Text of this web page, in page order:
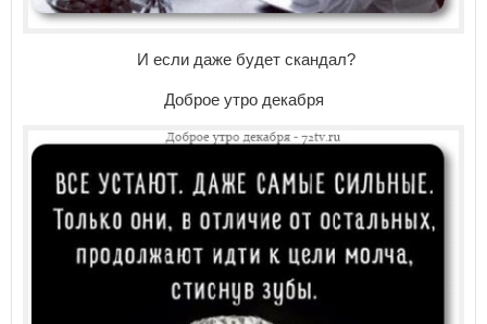
И если даже будет скандал?
Доброе утро декабря